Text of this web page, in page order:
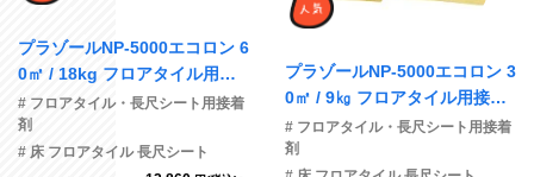
プラゾールNP-5000エコロン 6
0㎡ / 18kg フロアタイル用接
着剤
# フロアタイル・長尺シート用接着
剤
# 床 フロアタイル 長尺シート
プラゾールNP-5000エコロン 3
0㎡ / 9㎏ フロアタイル用接着
剤
# フロアタイル・長尺シート用接着
剤